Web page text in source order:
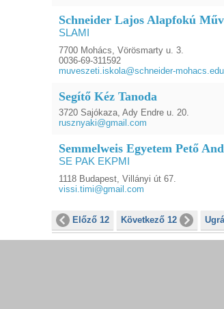
Schneider Lajos Alapfokú
SLAMI
7700 Mohács, Vörösmarty u. 3.
0036-69-311592
muveszeti.iskola@schneider-
Segítő Kéz Tanoda
3720 Sajókaza, Ady Endre u. 20.
rusznyaki@gmail.com
Semmelweis Egyetem Pető
SE PAK EKPMI
1118 Budapest, Villányi út 67.
vissi.timi@gmail.com
Előző 12 Következő 12